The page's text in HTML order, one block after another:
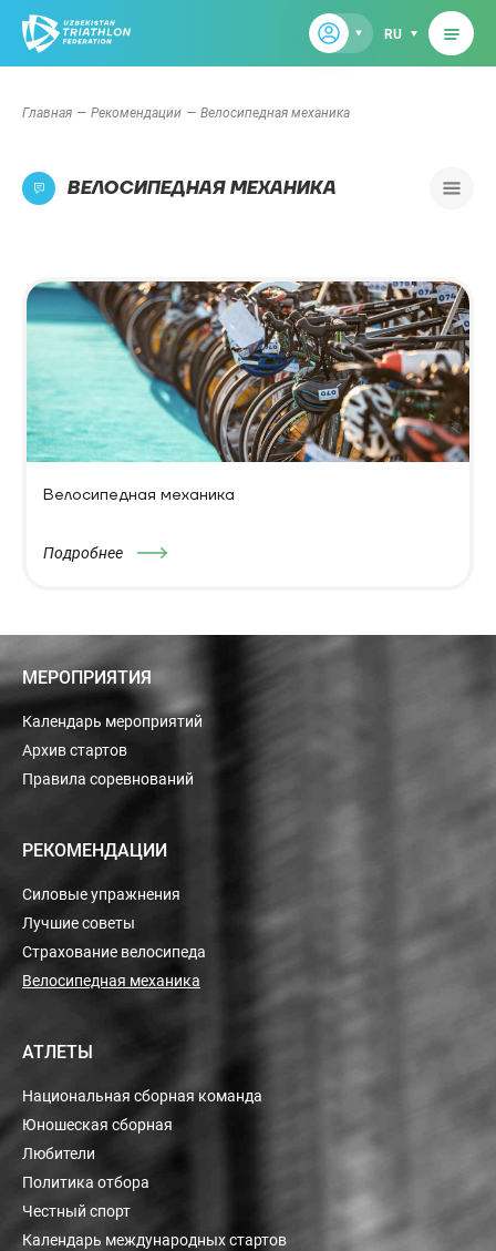
RU
Главная Рекомендации Велосипедная механика
ВЕЛОСИПЕДНАЯ МЕХАНИКА
Велосипедная механика
Подробнее
МЕРОПРИЯТИЯ
Календарь мероприятий
Архив стартов
Правила соревнований
РЕКОМЕНДАЦИИ
Силовые упражнения
Лучшие советы
Страхование велосипеда
Велосипедная механика
АТЛЕТЫ
Национальная сборная команда
Юношеская сборная
Любители
Политика отбора
Честный спорт
Календарь международных стартов